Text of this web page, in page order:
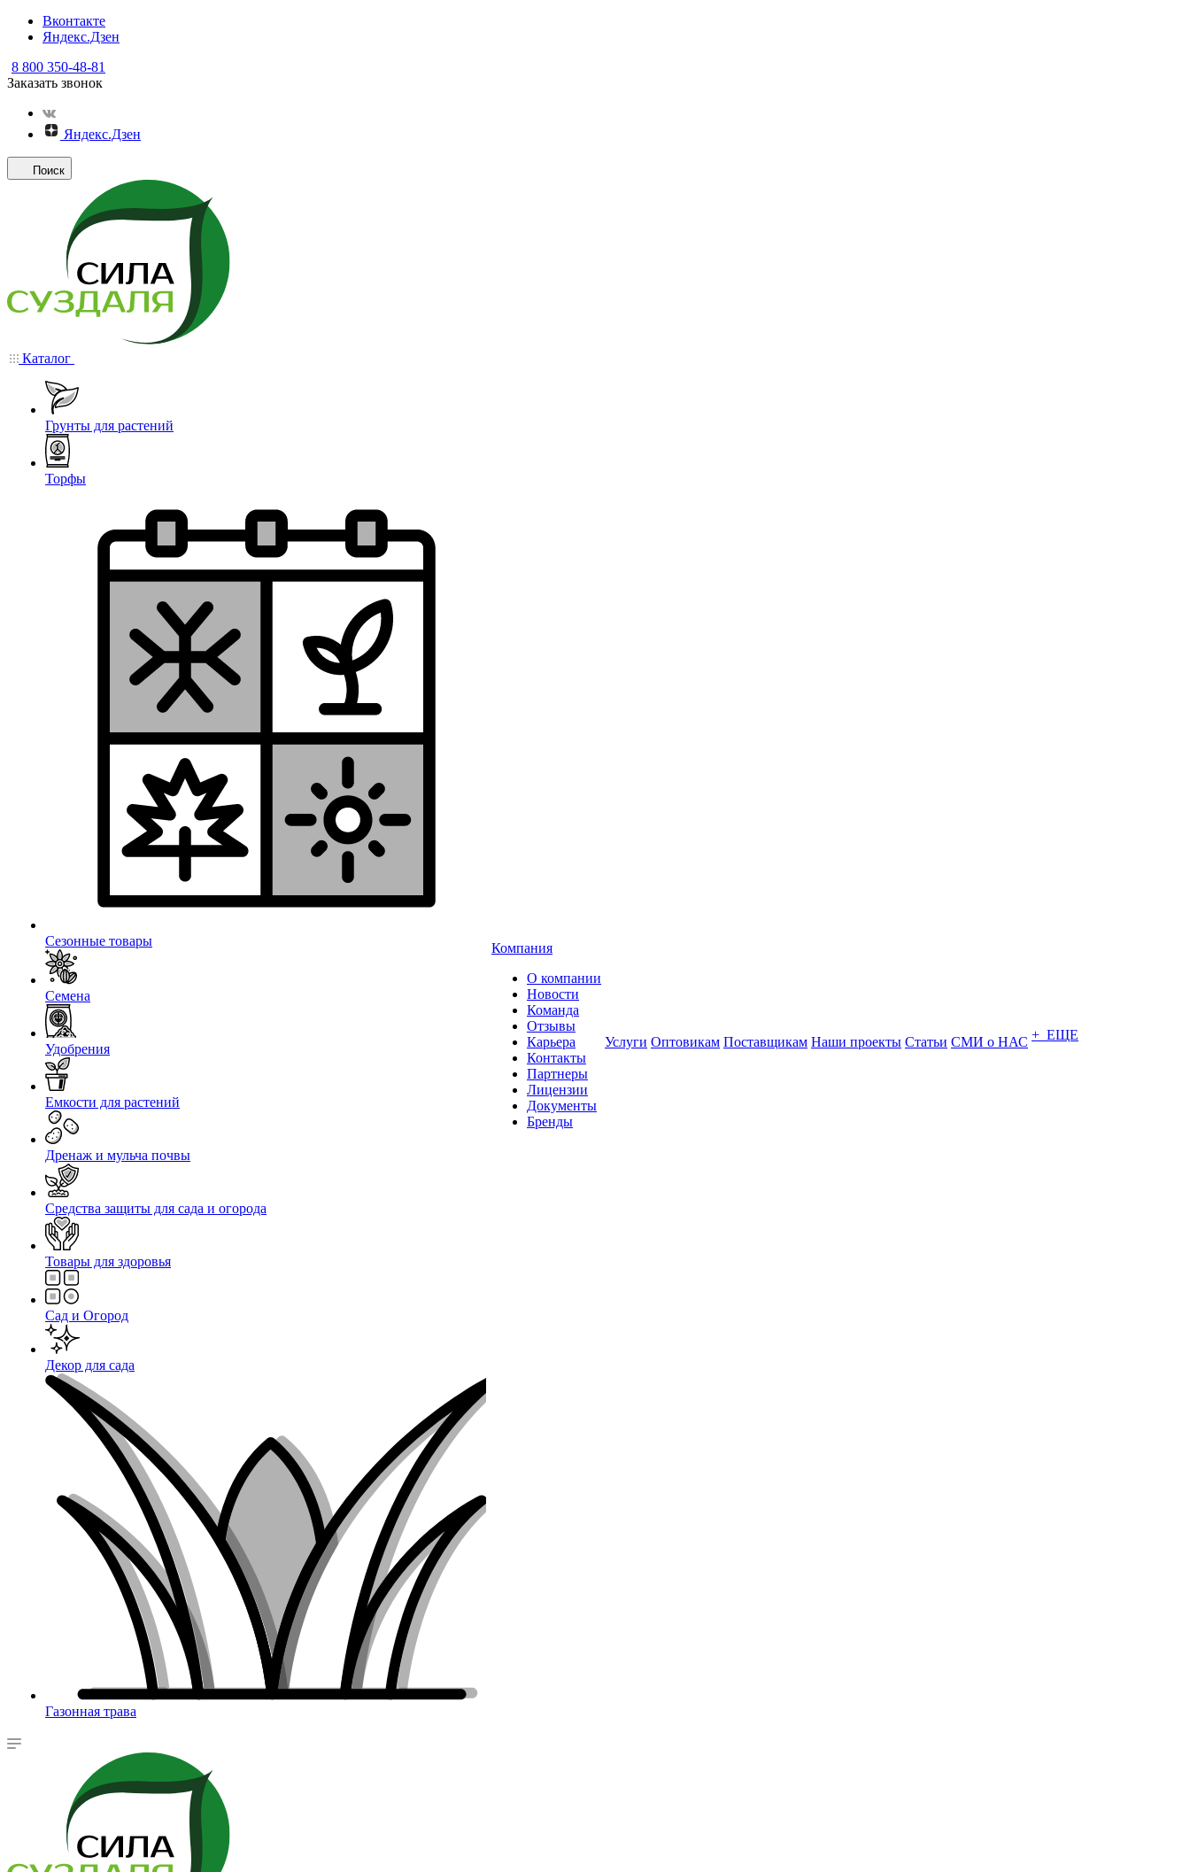
Вконтакте
Яндекс.Дзен
8 800 350-48-81
Заказать звонок
Яндекс.Дзен
Поиск
Каталог
Грунты для растений
Торфы
Сезонные товары
Семена
Удобрения
Емкости для растений
Дренаж и мульча почвы
Средства защиты для сада и огорода
Товары для здоровья
Сад и Огород
Декор для сада
Газонная трава
Компания
О компании
Новости
Команда
Отзывы
Карьера
Контакты
Партнеры
Лицензии
Документы
Бренды
Услуги Оптовикам Поставщикам Наши проекты Статьи СМИ о НАС + ЕЩЕ